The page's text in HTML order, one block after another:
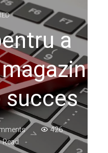
a
succes
426